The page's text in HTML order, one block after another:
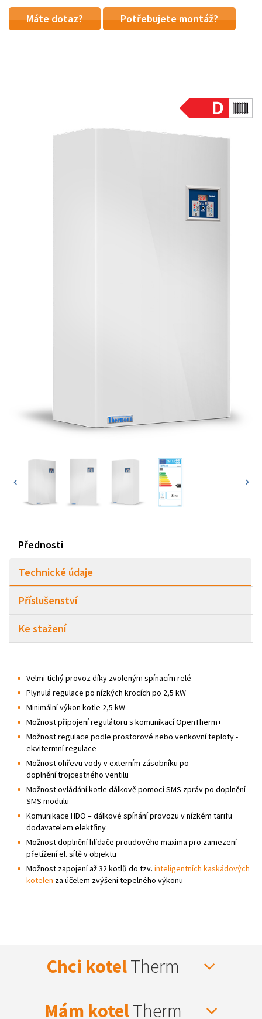
Máte dotaz? Potřebujete montáž?
Přednosti
Technické údaje
Příslušenství
Ke stažení
Velmi tichý provoz díky zvoleným spínacím relé
Plynulá regulace po nízkých krocích po 2,5 kW
Minimální výkon kotle 2,5 kW
Možnost připojení regulátoru s komunikací OpenTherm+
Možnost regulace podle prostorové nebo venkovní teploty -
ekvitermní regulace
Možnost ohřevu vody v externím zásobníku po
doplnění trojcestného ventilu
Možnost ovládání kotle dálkově pomocí SMS zpráv po doplnění
SMS modulu
Komunikace HDO – dálkové spínání provozu v nízkém tarifu
dodavatelem elektřiny
Možnost doplnění hlídače proudového maxima pro zamezení
přetížení el. sítě v objektu
Možnost zapojení až 32 kotlů do tzv. inteligentních kaskádových
kotelen za účelem zvýšení tepelného výkonu
Chci kotelTherm
Mám kotelTherm